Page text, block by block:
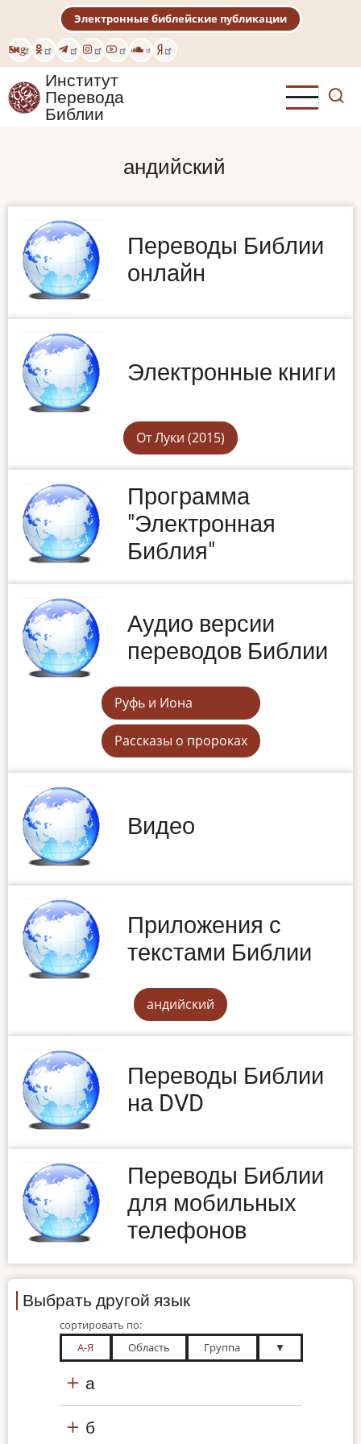
основному
содержанию
Eng
Электронные библейские публикации
Институт
Перевода
Библии
андийский
Переводы Библии
онлайн
Электронные книги
От Луки (2015)
Программа
"Электронная
Библия"
Аудио версии
переводов Библии
Руфь и Иона
Рассказы о пророках
Видео
Приложения с
текстами Библии
андийский
Переводы Библии
на DVD
Переводы Библии
для мобильных
телефонов
Выбрать другой язык
сортировать по:
А-Я
Область Группа ▼
а
б